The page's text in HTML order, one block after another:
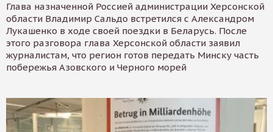
Глава назначенной Россией администрации Херсонской
области Владимир Сальдо встретился с Александром
Лукашенко в ходе своей поездки в Беларусь. После
этого разговора глава Херсонской области заявил
журналистам, что регион готов передать Минску часть
побережья Азовского и Черного морей